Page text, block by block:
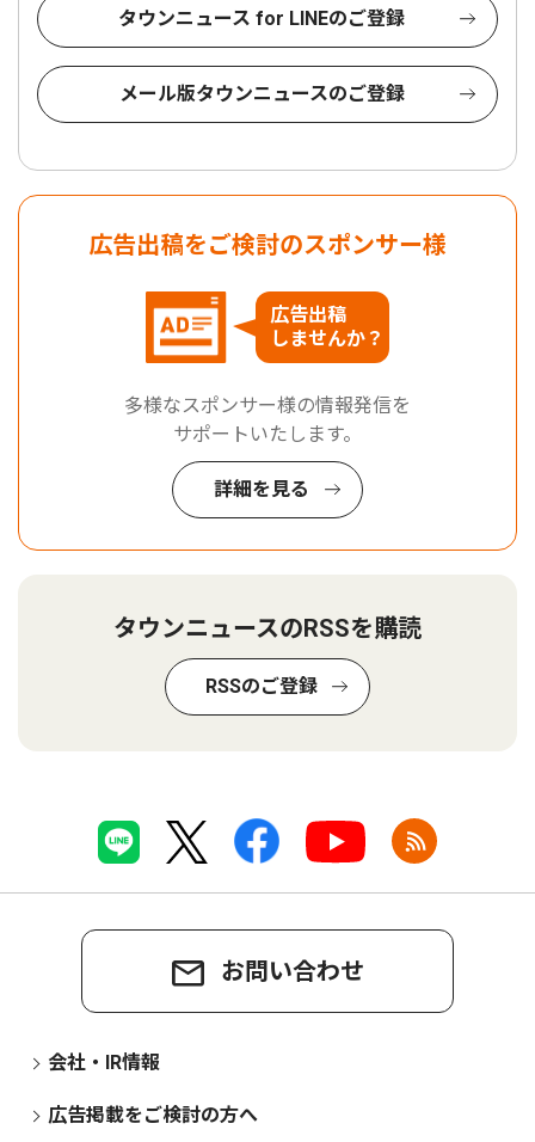
タウンニュース for LINEのご登録
メール版タウンニュースのご登録
広告出稿をご検討のスポンサー様
広告出稿
しませんか？
多様なスポンサー様の情報発信を
サポートいたします。
詳細を見る
タウンニュースのRSSを購読
RSSのご登録
お問い合わせ
会社・IR情報
広告掲載をご検討の方へ